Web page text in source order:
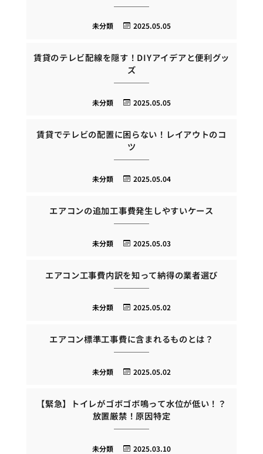
2025.05.05
未分類
賃貸のテレビ配線を隠す！DIYアイデアと便利グッ
ズ
2025.05.05
未分類
賃貸でテレビの配置に困らない！レイアウトのコ
ツ
2025.05.04
未分類
エアコンの追加工事費発生しやすいケース
2025.05.03
未分類
エアコン工事費内訳を知って納得の業者選び
2025.05.02
未分類
エアコン標準工事費に含まれるものとは？
2025.05.02
未分類
【緊急】トイレがゴボゴボ鳴って水位が低い！？
放置厳禁！原因特定
2025.03.10
未分類